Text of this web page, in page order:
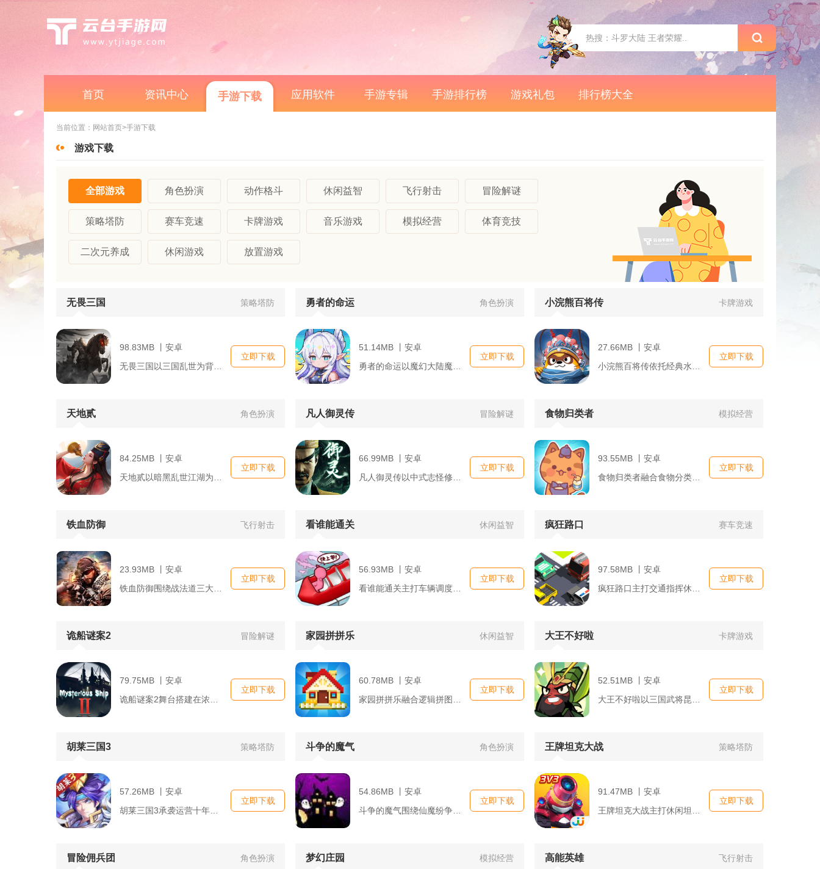
首页 资讯中心 手游下载 应用软件 手游专辑 手游排行榜 游戏礼包 排行榜大全
当前位置： 网站首页>手游下载
游戏下载
全部游戏 角色扮演 动作格斗 休闲益智 飞行射击 冒险解谜
策略塔防 赛车竞速 卡牌游戏 音乐游戏 模拟经营 体育竞技
二次元养成 休闲游戏 放置游戏
无畏三国 策略塔防
98.83MB 丨安卓
立即下载
勇者的命运 角色扮演
51.14MB 丨安卓
立即下载
小浣熊百将传 卡牌游戏
27.66MB 丨安卓
立即下载
天地贰 角色扮演
84.25MB 丨安卓
立即下载
凡人御灵传 冒险解谜
66.99MB 丨安卓
立即下载
食物归类者 模拟经营
93.55MB 丨安卓
立即下载
铁血防御 飞行射击
23.93MB 丨安卓
立即下载
看谁能通关 休闲益智
56.93MB 丨安卓
立即下载
疯狂路口 赛车竞速
97.58MB 丨安卓
立即下载
诡船谜案2 冒险解谜
79.75MB 丨安卓
立即下载
家园拼拼乐 休闲益智
60.78MB 丨安卓
立即下载
大王不好啦 卡牌游戏
52.51MB 丨安卓
立即下载
胡莱三国3 策略塔防
57.26MB 丨安卓
立即下载
斗争的魔气 角色扮演
54.86MB 丨安卓
立即下载
王牌坦克大战 策略塔防
91.47MB 丨安卓
立即下载
冒险佣兵团 角色扮演 梦幻庄园 模拟经营 高能英雄 飞行射击